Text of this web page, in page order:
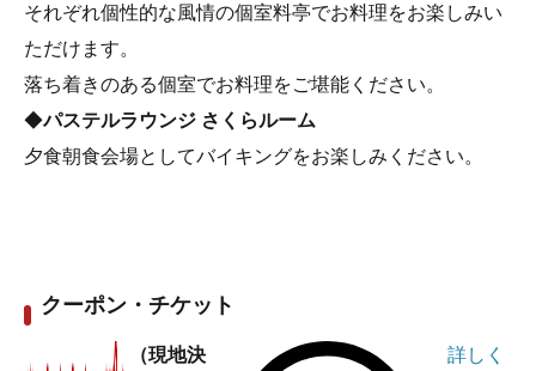
それぞれ個性的な風情の個室料亭でお料理をお楽しみい
ただけます。
落ち着きのある個室でお料理をご堪能ください。
◆パステルラウンジ さくらルーム
夕食朝食会場としてバイキングをお楽しみください。
クーポン・チケット
（現地決
詳しく